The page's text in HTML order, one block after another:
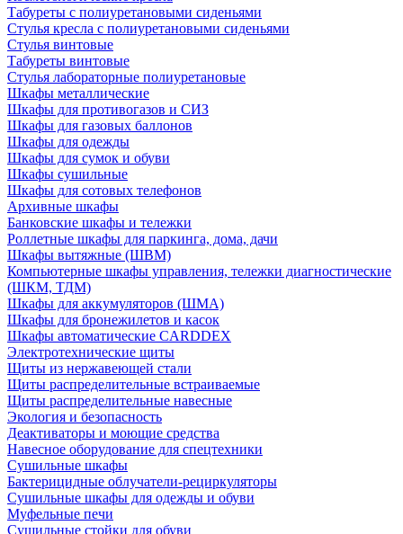
Табуреты с полиуретановыми сиденьями
Стулья кресла с полиуретановыми сиденьями
Стулья винтовые
Табуреты винтовые
Стулья лабораторные полиуретановые
Шкафы металлические
Шкафы для противогазов и СИЗ
Шкафы для газовых баллонов
Шкафы для одежды
Шкафы для сумок и обуви
Шкафы сушильные
Шкафы для сотовых телефонов
Архивные шкафы
Банковские шкафы и тележки
Роллетные шкафы для паркинга, дома, дачи
Шкафы вытяжные (ШВМ)
Компьютерные шкафы управления, тележки диагностические
(ШКМ, ТДМ)
Шкафы для аккумуляторов (ШМА)
Шкафы для бронежилетов и касок
Шкафы автоматические CARDDEX
Электротехнические щиты
Щиты из нержавеющей стали
Щиты распределительные встраиваемые
Щиты распределительные навесные
Экология и безопасность
Деактиваторы и моющие средства
Навесное оборудование для спецтехники
Сушильные шкафы
Бактерицидные облучатели-рециркуляторы
Сушильные шкафы для одежды и обуви
Муфельные печи
Сушильные стойки для обуви